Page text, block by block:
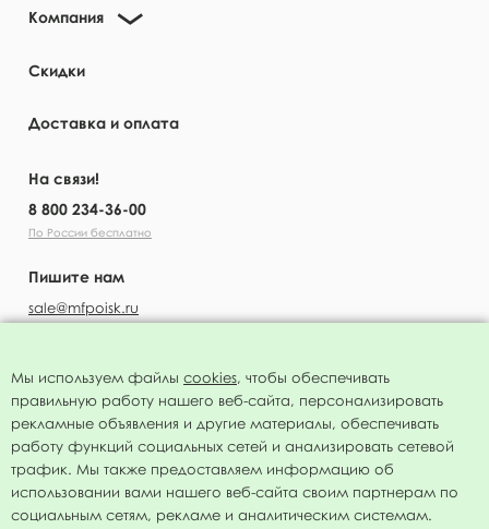
Компания
Скидки
Доставка и оплата
На связи!
8 800 234-36-00
По России бесплатно
Пишите нам
sale@mfpoisk.ru
УЗНАВАЙТЕ ПЕРВЫМИ О НОВОСТЯХ
Мы используем файлы cookies, чтобы обеспечивать
правильную работу нашего веб-сайта, персонализировать
рекламные объявления и другие материалы, обеспечивать
работу функций социальных сетей и анализировать сетевой
трафик. Мы также предоставляем информацию об
использовании вами нашего веб-сайта своим партнерам по
социальным сетям, рекламе и аналитическим системам.